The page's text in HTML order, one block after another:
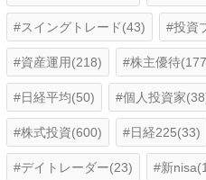
スイングトレード(43) 投資
資産運用(218) 株主優待
日経平均(50) 個人投資家
株式投資(600) 日経225(33)
デイトレーダー(23) 新